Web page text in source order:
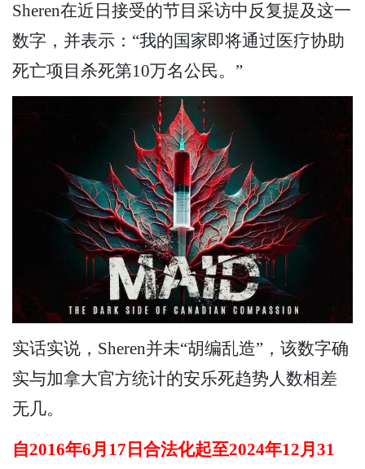
Sheren在近日接受的节目采访中反复提及这一
数字，并表示：“我的国家即将通过医疗协助
死亡项目杀死第10万名公民。”
实话实说，Sheren并未“胡编乱造”，该数字确
实与加拿大官方统计的安乐死趋势人数相差
无几。
自2016年6月17日合法化起至2024年12月31